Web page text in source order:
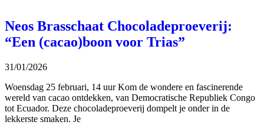
Neos Brasschaat Chocoladeproeverij:
“Een (cacao)boon voor Trias”
31/01/2026
Woensdag 25 februari, 14 uur Kom de wondere en fascinerende
wereld van cacao ontdekken, van Democratische Republiek Congo
tot Ecuador. Deze chocoladeproeverij dompelt je onder in de
lekkerste smaken. Je